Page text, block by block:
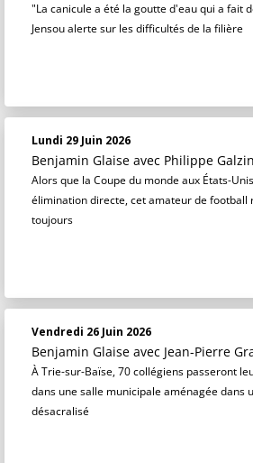
"La canicule a été la goutte d'eau qui a fait
Jensou alerte sur les difficultés de la filière
Lundi 29 Juin 2026
Benjamin Glaise avec Philippe Galzin
Alors que la Coupe du monde aux États-
élimination directe, cet amateur de football
toujours
Vendredi 26 Juin 2026
Benjamin Glaise avec Jean-Pierre
À Trie-sur-Baïse, 70 collégiens passeront
dans une salle municipale aménagée dans
désacralisé